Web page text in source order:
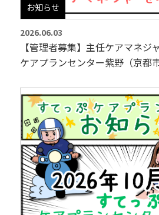
お知らせ
2026.06.03
【管理者募集】主任ケアマネジ
ケアプランセンター紫野（京都市